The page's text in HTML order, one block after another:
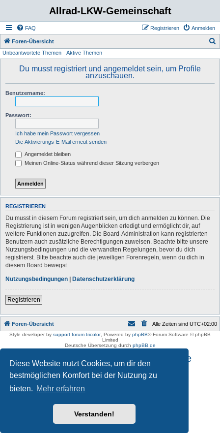
Diese Website nutzt Cookies, um dir den
bestmöglichen Komfort bei der Nutzung zu
bieten. Mehr erfahren
Verstanden!
Allrad-LKW-Gemeinschaft
FAQ Anmelden
Registrieren
Foren-Übersicht
Unbeantwortete Themen Aktive Themen
Du musst registriert und angemeldet sein, um Profile
anzuschauen.
Benutzername:
Passwort:
Ich habe mein Passwort vergessen
Die Aktivierungs-E-Mail erneut senden
Angemeldet bleiben
Meinen Online-Status während dieser Sitzung verbergen
REGISTRIEREN
Du musst in diesem Forum registriert sein, um dich anmelden zu können. Die
Registrierung ist in wenigen Augenblicken erledigt und ermöglicht dir, auf
weitere Funktionen zuzugreifen. Die Board-Administration kann registrierten
Benutzern auch zusätzliche Berechtigungen zuweisen. Beachte bitte unsere
Nutzungsbedingungen und die verwandten Regelungen, bevor du dich
registrierst. Bitte beachte auch die jeweiligen Forenregeln, wenn du dich in
diesem Board bewegst.
Nutzungsbedingungen | Datenschutzerklärung
Registrieren
Foren-Übersicht Alle Zeiten sind UTC+02:00
Style developer by support forum tricolor, Powered by phpBB® Forum Software © phpBB
Limited
Deutsche Übersetzung durch phpBB.de
Impressum und Datenschutzhinweise